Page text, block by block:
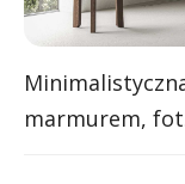
marmurem,